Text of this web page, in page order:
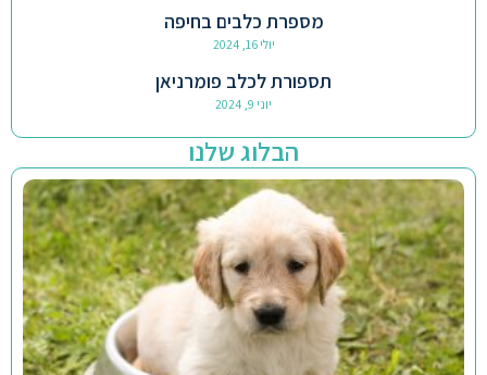
מספרת כלבים בחיפה
יולי 16, 2024
תספורת לכלב פומרניאן
יוני 9, 2024
הבלוג שלנו